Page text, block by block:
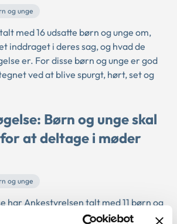
og unge
med 16 udsatte børn og unge om,
inddraget i deres sag, og hvad de
er. For disse børn og unge er god
ved at blive spurgt, hørt, set og
Børn og unge skal
at deltage i møder
og unge
har Ankestyrelsen talt med 11 børn og
det er at være til møde i en kommunes